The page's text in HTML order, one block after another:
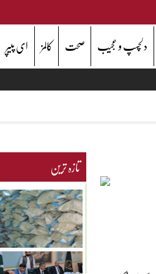
دلچسپ و عجیب صحت کالمز ای پیپر
تازہ ترین